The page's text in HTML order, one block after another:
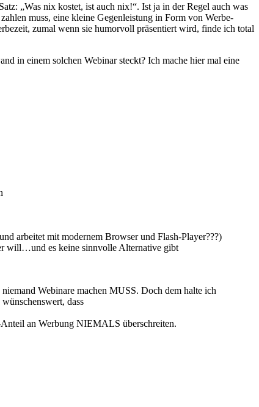
„Was nix kostet, ist auch nix!“. Ist ja in der Regel auch was
muss, eine kleine Gegenleistung in Form von Werbe-
zumal wenn sie humorvoll präsentiert wird, finde ich total
in einem solchen Webinar steckt? Ich mache hier mal eine
arbeitet mit modernem Browser und Flash-Player???)
will…und es keine sinnvolle Alternative gibt
Webinare machen MUSS. Doch dem halte ich
dass
Anteil an Werbung NIEMALS überschreiten.